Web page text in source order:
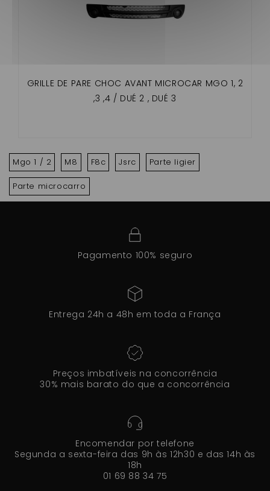
GRILLE DE PARE CHOC AVANT MICROCAR MGO 1, 2
,3 ,4 / DUÉ 2 , DUÉ 3
Mgo 1 / 2 M8 F8c Jsrc Parte ligier
Parte microcarro
Pagamento 100% seguro
Entrega 24h a 48h em toda a França
Preços imbatíveis na concorrência
30% mais barato do que a concorrência
Encomendar por telefone
Segunda a sexta-feira das 9h às 12h30 e das 14h às
18h
01 69 88 34 75